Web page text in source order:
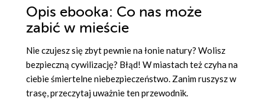
Opis ebooka: Co nas może
zabić w mieście
Nie czujesz się zbyt pewnie na łonie natury? Wolisz
bezpieczną cywilizację? Błąd! W miastach też czyha na
ciebie śmiertelne niebezpieczeństwo. Zanim ruszysz w
trasę, przeczytaj uważnie ten przewodnik.